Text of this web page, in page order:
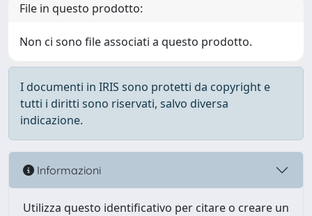
File in questo prodotto:
Non ci sono file associati a questo prodotto.
I documenti in IRIS sono protetti da copyright e
tutti i diritti sono riservati, salvo diversa
indicazione.
Informazioni
Utilizza questo identificativo per citare o creare un